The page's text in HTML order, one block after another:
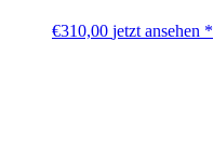
€310,00 jetzt ansehen *